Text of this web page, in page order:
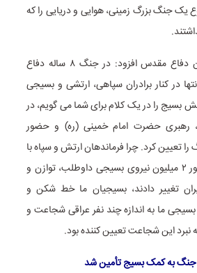
یک جنگ بزرگ زمینی، هوایی و دریایی را که
این فرمانده عالی دوران دفاع مقدس افزود: در جنگ ۸ ساله دفاع
در کنار برادران سپاهی، ارتشی و بسیجی
بسیج را در یک کلام برای شما می گویم، در
رهبری حضرت امام خمینی (ره) و حضور
تعیین کرد. چرا فرماندهان ارتش و سپاه با
تدبیر و شجاعت و حضور ۲ میلیون نیروی بسیجی داوطلب، توازن و
تغییر دادند، بسیجیان ما خط شکن و
ما به اندازه چند نفر عراقی شجاعت و
این شجاعت تعیین کننده بود.
جنگ به کمک بسیج تأمین شد